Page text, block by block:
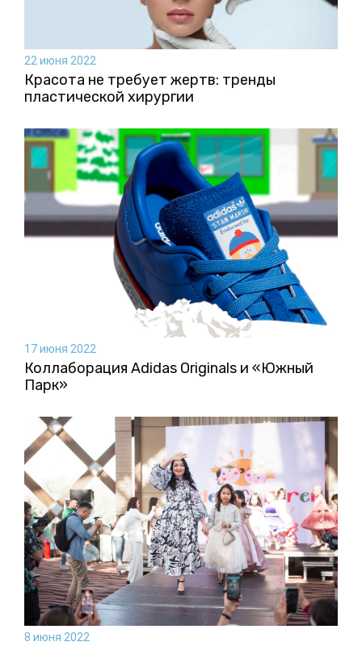
22 июня 2022
Красота не требует жертв: тренды
пластической хирургии
17 июня 2022
Коллаборация Аdidas Originals и «Южный
Парк»
8 июня 2022